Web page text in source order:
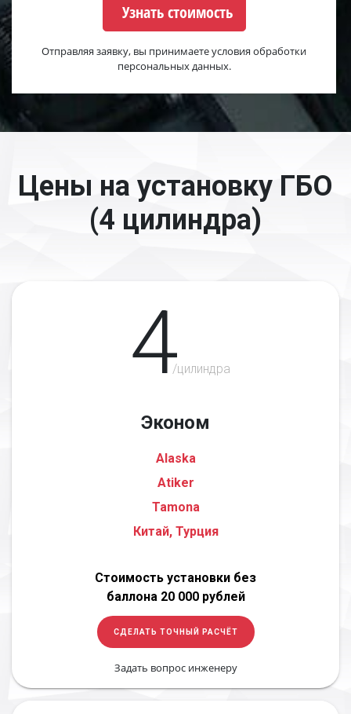
Узнать стоимость
Отправляя заявку, вы принимаете условия обработки
персональных данных.
Цены на установку ГБО
(4 цилиндра)
4/цилиндра
Эконом
Alaska
Atiker
Tamona
Китай, Турция
Стоимость установки без
баллона 20 000 рублей
СДЕЛАТЬ ТОЧНЫЙ РАСЧЁТ
Задать вопрос инженеру